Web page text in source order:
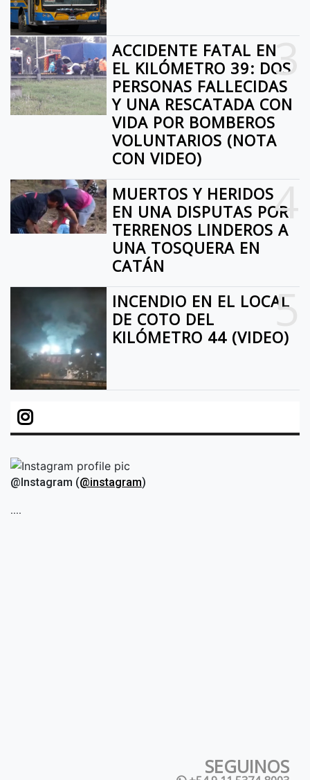
3
ACCIDENTE FATAL EN
EL KILÓMETRO 39: DOS
PERSONAS FALLECIDAS
Y UNA RESCATADA CON
VIDA POR BOMBEROS
VOLUNTARIOS (NOTA
CON VIDEO)
4
MUERTOS Y HERIDOS
EN UNA DISPUTAS POR
TERRENOS LINDEROS A
UNA TOSQUERA EN
CATÁN
5
INCENDIO EN EL LOCAL
DE COTO DEL
KILÓMETRO 44 (VIDEO)
@Instagram (@instagram)
....
SEGUINOS